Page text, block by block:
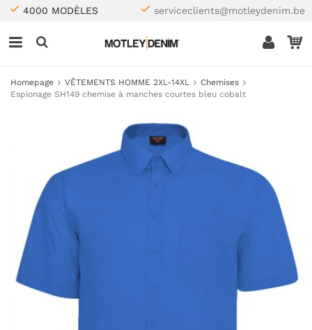
4000 MODÈLES serviceclients@motleydenim.be
Homepage VÊTEMENTS HOMME 2XL-14XL
Chemises
Espionage SH149 chemise à manches courtes bleu cobalt